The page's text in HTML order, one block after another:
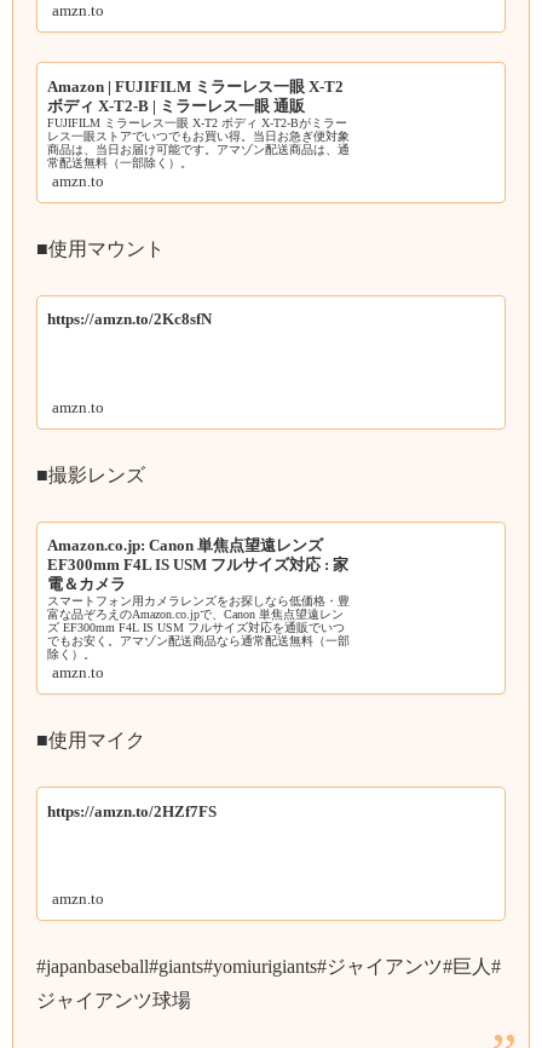
amzn.to
Amazon | FUJIFILM ミラーレス一眼 X-T2
ボディ X-T2-B | ミラーレス一眼 通販
FUJIFILM ミラーレス一眼 X-T2 ボディ X-T2-Bがミラー
レス一眼ストアでいつでもお買い得。当日お急ぎ便対象
商品は、当日お届け可能です。アマゾン配送商品は、通
常配送無料（一部除く）。
amzn.to
■使用マウント
https://amzn.to/2Kc8sfN
amzn.to
■撮影レンズ
Amazon.co.jp: Canon 単焦点望遠レンズ
EF300mm F4L IS USM フルサイズ対応 : 家
電＆カメラ
スマートフォン用カメラレンズをお探しなら低価格・豊
富な品ぞろえのAmazon.co.jpで、Canon 単焦点望遠レン
ズ EF300mm F4L IS USM フルサイズ対応を通販でいつ
でもお安く。アマゾン配送商品なら通常配送無料（一部
除く）。
amzn.to
■使用マイク
https://amzn.to/2HZf7FS
amzn.to
#japanbaseball#giants#yomiurigiants#ジャイアンツ#巨人#
ジャイアンツ球場